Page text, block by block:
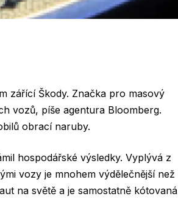
zářící Škody. Značka pro masový
vozů, píše agentura Bloomberg.
obrací naruby.
hospodářské výsledky. Vyplývá z
vozy je mnohem výdělečnější než
na světě a je samostatně kótovaná